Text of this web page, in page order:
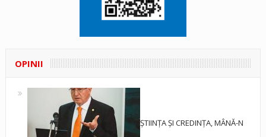
OPINII
ȘTIINȚA ȘI CREDINȚA, MÂNĂ-N